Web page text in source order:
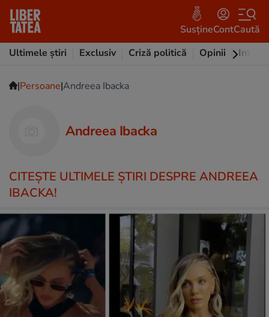
SusțineContCaută
Ultimele știri
Exclusiv Criză politică Opinii
|Persoane|Andreea Ibacka
Andreea Ibacka
CITEŞTE ULTIMELE ŞTIRI DESPRE ANDREEA
IBACKA!